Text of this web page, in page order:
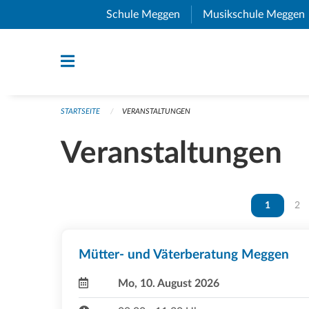
Navigation überspringen
Schule Meggen (External Link)
Musikschule Meggen
STARTSEITE VERANSTALTUNGEN
Veranstaltungen
Vous êtes
1 2
Mütter- und Väterberatung Meggen
Mo, 10. August 2026